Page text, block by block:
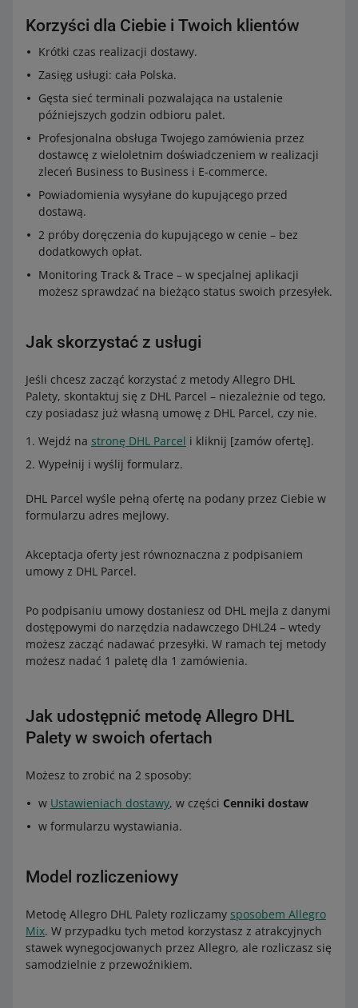
Korzyści dla Ciebie i Twoich klientów
Krótki czas realizacji dostawy.
Zasięg usługi: cała Polska.
Gęsta sieć terminali pozwalająca na ustalenie
późniejszych godzin odbioru palet.
Profesjonalna obsługa Twojego zamówienia przez
dostawcę z wieloletnim doświadczeniem w realizacji
zleceń Business to Business i E-commerce.
Powiadomienia wysyłane do kupującego przed
dostawą.
2 próby doręczenia do kupującego w cenie – bez
dodatkowych opłat.
Monitoring Track & Trace – w specjalnej aplikacji
możesz sprawdzać na bieżąco status swoich przesyłek.
Jak skorzystać z usługi
Jeśli chcesz zacząć korzystać z metody Allegro DHL
Palety, skontaktuj się z DHL Parcel – niezależnie od tego,
czy posiadasz już własną umowę z DHL Parcel, czy nie.
Wejdź na stronę DHL Parcel i kliknij [zamów ofertę].
Wypełnij i wyślij formularz.
DHL Parcel wyśle pełną ofertę na podany przez Ciebie w
formularzu adres mejlowy.
Akceptacja oferty jest równoznaczna z podpisaniem
umowy z DHL Parcel.
Po podpisaniu umowy dostaniesz od DHL mejla z danymi
dostępowymi do narzędzia nadawczego DHL24 – wtedy
możesz zacząć nadawać przesyłki. W ramach tej metody
możesz nadać 1 paletę dla 1 zamówienia.
Jak udostępnić metodę Allegro DHL
Palety w swoich ofertach
Możesz to zrobić na 2 sposoby:
w Ustawieniach dostawy, w części Cenniki dostaw
w formularzu wystawiania.
Model rozliczeniowy
Metodę Allegro DHL Palety rozliczamy sposobem Allegro
Mix. W przypadku tych metod korzystasz z atrakcyjnych
stawek wynegocjowanych przez Allegro, ale rozliczasz się
samodzielnie z przewoźnikiem.